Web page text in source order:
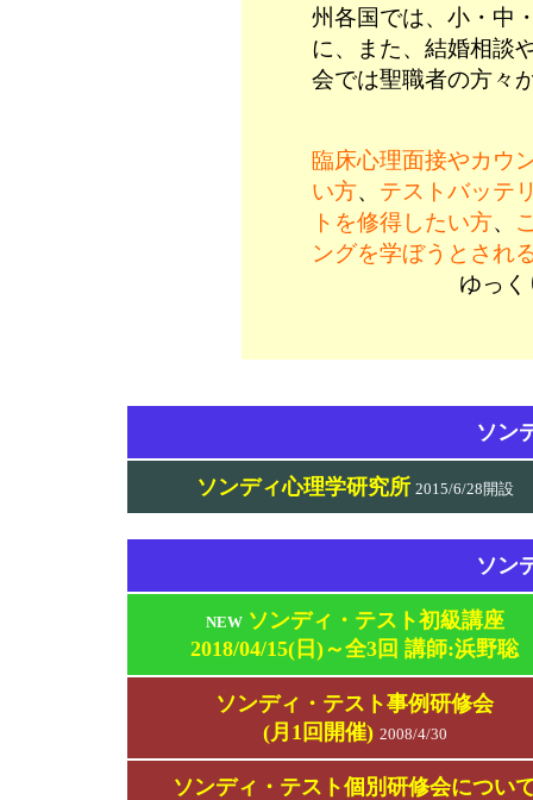
州各国では、小・中
に、また、結婚相談
会では聖職者の方々
臨床心理面接やカウ
い方、 テストバッテ
トを修得したい方、
ングを学ぼうとされ
ゆっ
ソン
ソンディ心理学研究所 2015/6/28開設
ソン
NEW ソンディ・テスト初級講座
2018/04/15(日)～全3回 講師:浜野聡
ソンディ・テスト事例研修会
(月1回開催) 2008/4/30
ソンディ・テスト個別研修会につい